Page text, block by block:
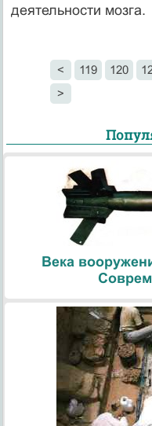
деятельности мозга.
< 119 120
>
Века